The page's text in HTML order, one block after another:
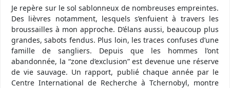
Je repère sur le sol sablonneux de nombreuses empreintes.
Des lièvres notamment, lesquels s’enfuient à travers les
broussailles à mon approche. D’élans aussi, beaucoup plus
grandes, sabots fendus. Plus loin, les traces confuses d’une
famille de sangliers. Depuis que les hommes l’ont
abandonnée, la “zone d’exclusion” est devenue une réserve
de vie sauvage. Un rapport, publié chaque année par le
Centre International de Recherche à Tchernobyl, montre